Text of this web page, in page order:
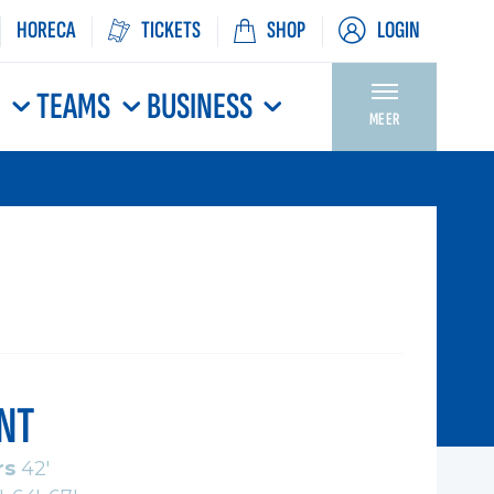
HORECA TICKETS SHOP LOGIN
TEAMS BUSINESS MEER
42'